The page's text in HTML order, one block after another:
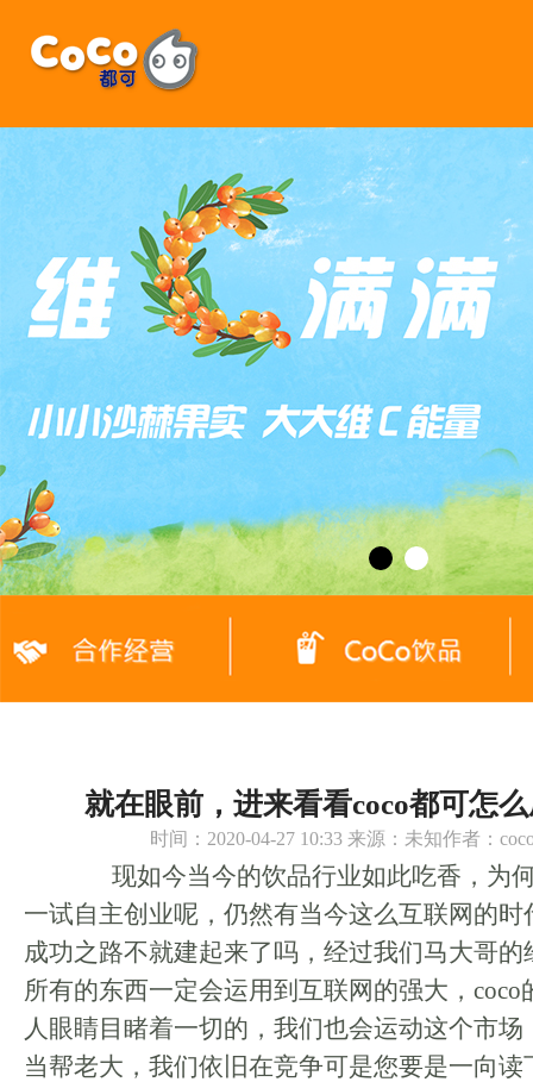
就在眼前，进来看看coco都可怎
时间：2020-04-27 10:33 来源：未知作者：
现如今当今的饮品行业如此吃香，为
一试自主创业呢，仍然有当今这么互联网的
成功之路不就建起来了吗，经过我们马大哥
所有的东西一定会运用到互联网的强大，coco
人眼睛目睹着一切的，我们也会运动这个市
当帮老大，我们依旧在竞争可是您要是一向